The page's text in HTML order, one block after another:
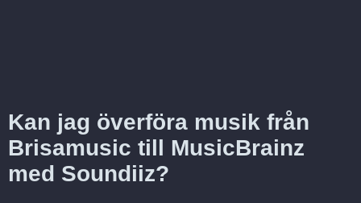
Kan jag överföra musik från
Brisamusic till MusicBrainz
med Soundiiz?